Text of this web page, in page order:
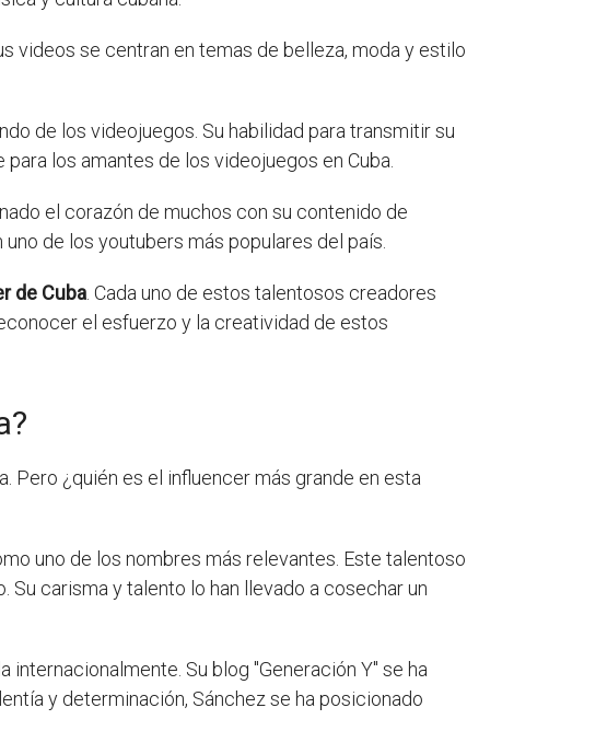
videos se centran en temas de belleza, moda y estilo
de los videojuegos. Su habilidad para transmitir su
los amantes de los videojuegos en Cuba.
el corazón de muchos con su contenido de
de los youtubers más populares del país.
de Cuba. Cada uno de estos talentosos creadores
el esfuerzo y la creatividad de estos
Pero ¿quién es el influencer más grande en esta
uno de los nombres más relevantes. Este talentoso
carisma y talento lo han llevado a cosechar un
internacionalmente. Su blog "Generación Y" se ha
y determinación, Sánchez se ha posicionado